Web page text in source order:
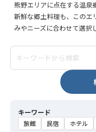
熊野エリアに点在する温泉
新鮮な郷土料理も、このエ
みやニーズに合わせて選択
キーワード
旅館 民宿 ホテル